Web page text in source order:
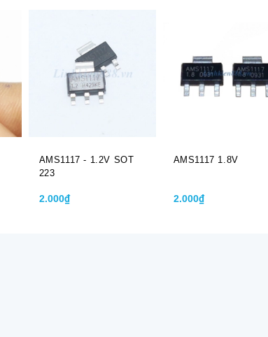
AMS1117 - 1.2V SOT
223
2.000₫
AMS1117 1.8V
2.000₫